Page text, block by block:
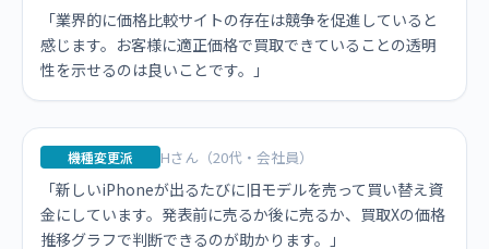
「業界的に価格比較サイトの存在は競争を促進していると
感じます。お客様に適正価格で買取できていることの透明
性を示せるのは良いことです。」
機種変更派 Hさん（20代・会社員）
「新しいiPhoneが出るたびに旧モデルを売って買い替え資
金にしています。発表前に売るか後に売るか、買取Xの価格
推移グラフで判断できるのが助かります。」